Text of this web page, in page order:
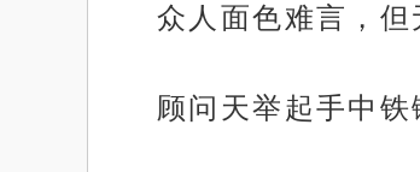
众人面色难言，但
顾问天举起手中铁